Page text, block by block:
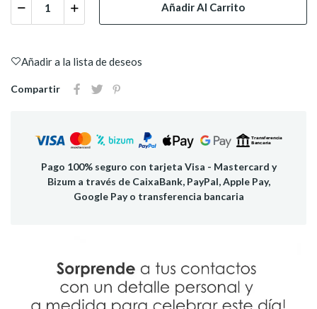
Añadir Al Carrito
Añadir a la lista de deseos
Compartir
Pago 100% seguro con tarjeta Visa - Mastercard y
Bizum a través de CaixaBank, PayPal, Apple Pay,
Google Pay o transferencia bancaria